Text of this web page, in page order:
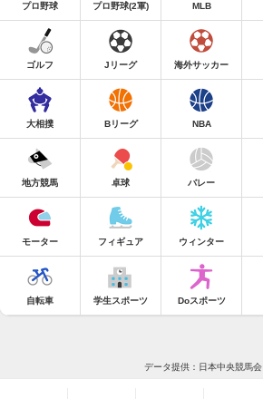
プロ野球 プロ野球(2軍) MLB
ゴルフ Jリーグ 海外サッカー
大相撲 Bリーグ NBA
地方競馬 卓球 バレー
モーター フィギュア ウィンター
自転車 学生スポーツ Doスポーツ
データ提供：日本中央競馬会